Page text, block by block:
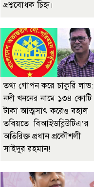
প্রশ্নবোধক চিহ্ন।
তথ্য গোপন করে চাকুরি লাভ:
নদী খননের নামে ১৩৪ কোটি
টাকা আত্মসাৎ করেও বহাল
তবিয়তে বিআইডব্লিউটিএ’র
অতিরিক্ত প্রধান প্রকৌশলী
সাইদুর রহমান!